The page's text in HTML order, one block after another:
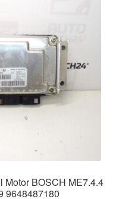
Motor BOSCH ME7.4.4
9648487180